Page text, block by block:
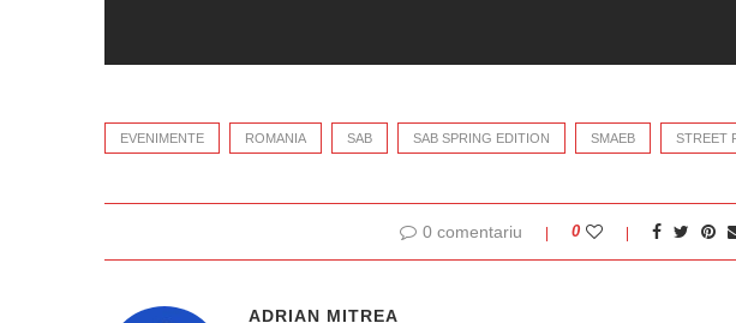
EVENIMENTE ROMANIA SAB SAB SPRING EDITION SMAEB STREET
0 comentariu 0
ADRIAN MITREA